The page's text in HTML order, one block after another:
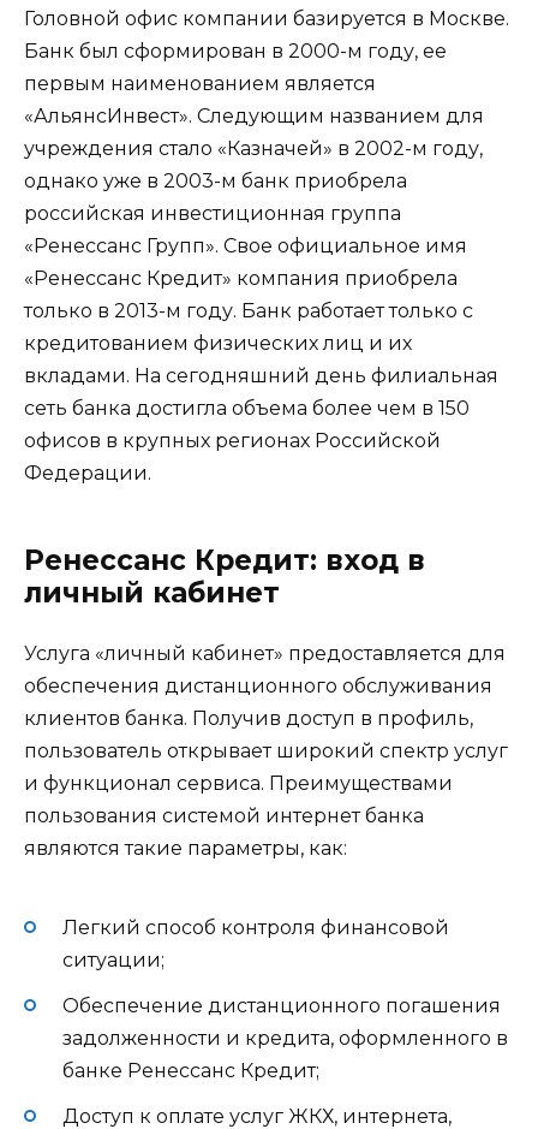
Головной офис компании базируется в Москве.
Банк был сформирован в 2000-м году, ее
первым наименованием является
«АльянсИнвест». Следующим названием для
учреждения стало «Казначей» в 2002-м году,
однако уже в 2003-м банк приобрела
российская инвестиционная группа
«Ренессанс Групп». Свое официальное имя
«Ренессанс Кредит» компания приобрела
только в 2013-м году. Банк работает только с
кредитованием физических лиц и их
вкладами. На сегодняшний день филиальная
сеть банка достигла объема более чем в 150
офисов в крупных регионах Российской
Федерации.
Ренессанс Кредит: вход в
личный кабинет
Услуга «личный кабинет» предоставляется для
обеспечения дистанционного обслуживания
клиентов банка. Получив доступ в профиль,
пользователь открывает широкий спектр услуг
и функционал сервиса. Преимуществами
пользования системой интернет банка
являются такие параметры, как:
Легкий способ контроля финансовой
ситуации;
Обеспечение дистанционного погашения
задолженности и кредита, оформленного в
банке Ренессанс Кредит;
Доступ к оплате услуг ЖКХ, интернета,